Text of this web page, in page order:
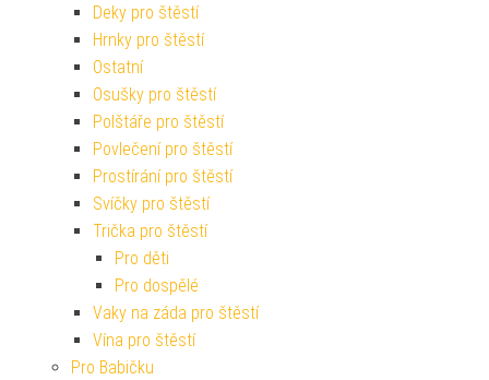
Deky pro štěstí
Hrnky pro štěstí
Ostatní
Osušky pro štěstí
Polštáře pro štěstí
Povlečení pro štěstí
Prostírání pro štěstí
Svíčky pro štěstí
Trička pro štěstí
Pro děti
Pro dospělé
Vaky na záda pro štěstí
Vína pro štěstí
Pro Babičku